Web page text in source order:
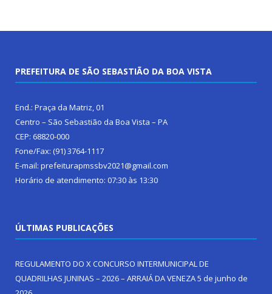
PREFEITURA DE SÃO SEBASTIÃO DA BOA VISTA
End.: Praça da Matriz, 01
Centro – São Sebastião da Boa Vista – PA
CEP: 68820-000
Fone/Fax: (91) 3764-1117
E-mail: prefeiturapmssbv2021@gmail.com
Horário de atendimento: 07:30 às 13:30
ÚLTIMAS PUBLICAÇÕES
REGULAMENTO DO X CONCURSO INTERMUNICIPAL DE
QUADRILHAS JUNINAS – 2026 – ARRAIÁ DA VENEZA5 de junho de